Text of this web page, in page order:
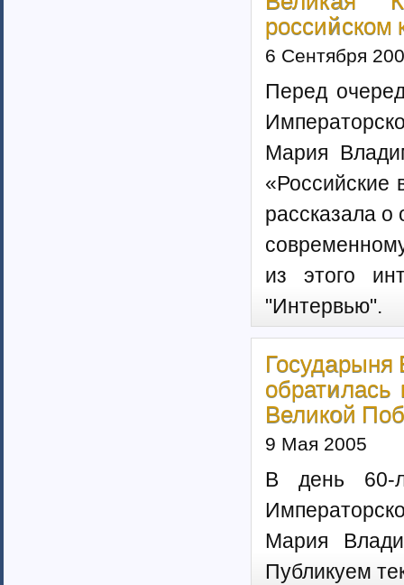
российском
6 Сентября
Перед
Мария
«Российские
рассказала о
из этого
"Интервью".
обратилась
Великой
9 Мая 2005
В день 60-
Мария
Публикуем